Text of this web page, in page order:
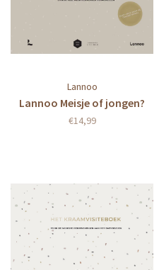
Lannoo
Lannoo Meisje of jongen?
€14,99